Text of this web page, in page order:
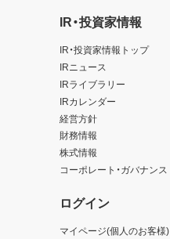
IR・投資家情報
IR・投資家情報トップ
IRニュース
IRライブラリー
IRカレンダー
経営方針
財務情報
株式情報
コーポレート・ガバナンス
ログイン
マイページ(個人のお客様)